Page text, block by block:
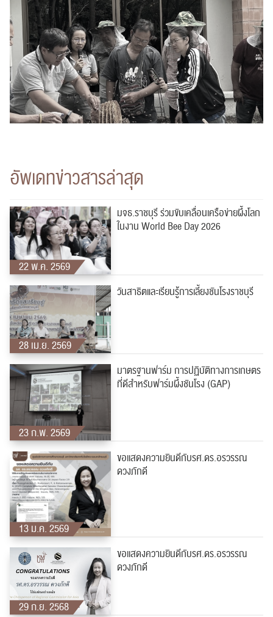
ค้นหา
อัพเดทข่าวสารล่าสุด
22 พ.ค. 2569
มจธ.ราชบุรี ร่วมขับเคลื่อนเครือข่ายผึ้งโลก
ในงาน World Bee Day 2026
28 เม.ย. 2569
วันสาธิตและเรียนรู้การเลี้ยงชันโรงราชบุรี
23 ก.พ. 2569
มาตรฐานฟาร์ม การปฏิบัติทางการเกษตร
ที่ดีสำหรับฟาร์มผึ้งชันโรง (GAP)
13 ม.ค. 2569
ขอเเสดงความยินดีกับรศ.ดร.อรวรรณ
ดวงภักดี
29 ก.ย. 2568
ขอเเสดงความยินดีกับรศ.ดร.อรวรรณ
ดวงภักดี
RC Activity
ส่งข่าวประชาสัมพันธ์
ปฏิทิน
ส่งข่าวประชาสัมพันธ์
RC Activity